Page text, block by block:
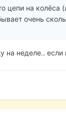
цепи на
очень
на неделе..